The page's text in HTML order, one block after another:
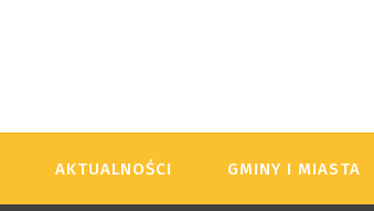
AKTUALNOŚCI GMINY I MIASTA